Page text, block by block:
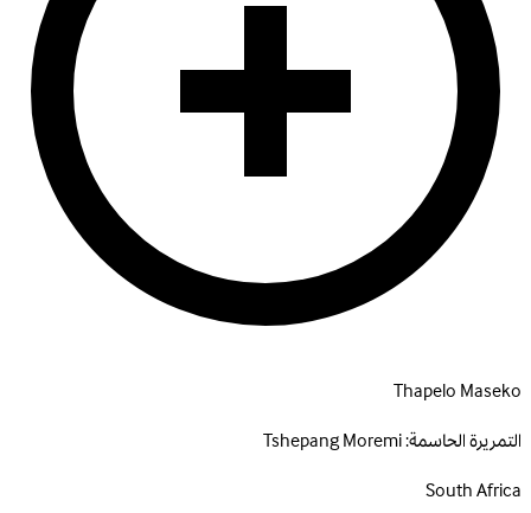
Thapelo Maseko
التمريرة الحاسمة:Tshepang Moremi
South Africa